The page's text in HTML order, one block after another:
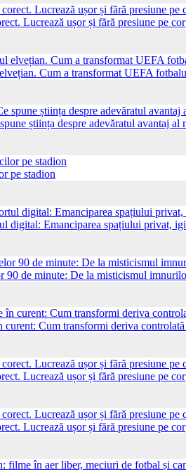
Lucrează ușor și fără presiune pe
Cum a transformat UEFA
știința despre adevăratul avantaj al
pe stadion
digital: Emanciparea spațiului privat,
90 de minute: De la misticismul
curent: Cum transformi deriva
Lucrează ușor și fără presiune pe
Lucrează ușor și fără presiune pe